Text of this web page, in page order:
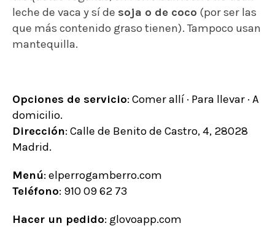
leche de vaca y sí de soja o de coco (por ser las
que más contenido graso tienen). Tampoco usan
mantequilla.
Opciones de servicio: Comer allí · Para llevar · A
domicilio.
Dirección: Calle de Benito de Castro, 4, 28028
Madrid.
Menú: elperrogamberro.com
Teléfono: 910 09 62 73
Hacer un pedido: glovoapp.com